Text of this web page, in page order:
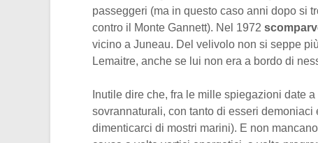
passeggeri (ma in questo caso anni dopo si
contro il Monte Gannett). Nel 1972
vicino a Juneau. Del velivolo non si seppe
Lemaitre, anche se lui non era a bordo di
Inutile dire che, fra le mille spiegazioni date
sovrannaturali, con tanto di esseri
dimenticarci di mostri marini). E non